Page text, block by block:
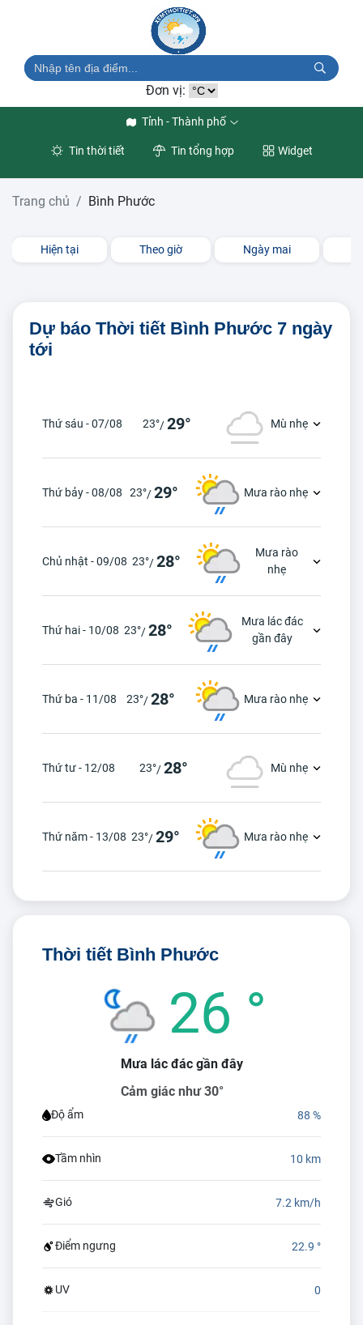
Đơn vị:
Tỉnh - Thành phố
Tin thời tiết Tin tổng hợp Widget
Trang chủ Bình Phước
Hiện tại Theo giờ Ngày mai
Dự báo Thời tiết Bình Phước 7 ngày
tới
Thứ sáu - 07/08 23°/29° Mù nhẹ
Thứ bảy - 08/08 23°/29° Mưa rào nhẹ
Chủ nhật - 09/08 23°/28°
Mưa rào
nhẹ
Thứ hai - 10/08 23°/28°
Mưa lác đác
gần đây
Thứ ba - 11/08 23°/28° Mưa rào nhẹ
Thứ tư - 12/08 23°/28° Mù nhẹ
Thứ năm - 13/08 23°/29° Mưa rào nhẹ
Thời tiết Bình Phước
26 °
Mưa lác đác gần đây
Cảm giác như 30°
Độ ẩm 88 %
Tầm nhìn 10 km
Gió 7.2 km/h
Điểm ngưng 22.9 °
UV 0